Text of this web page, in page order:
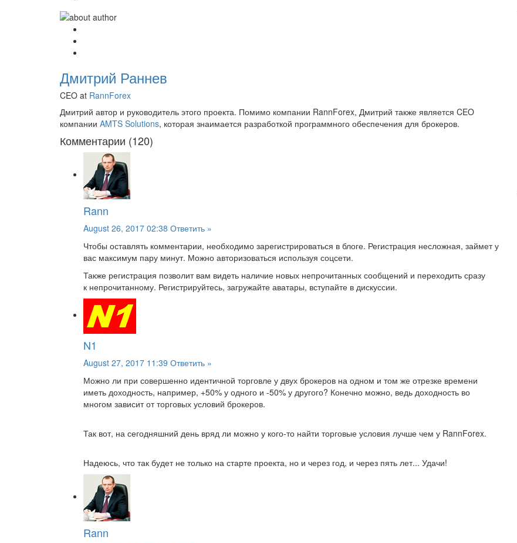
Дмитрий Раннев
CEO at RannForex
Дмитрий автор и руководитель этого проекта. Помимо компании RannForex, Дмитрий также является CEO
компании AMTS Solutions, которая знаимается разработкой программного обеспечения для брокеров.
Комментарии (120)
Rann
August 26, 2017 02:38 Ответить »
Чтобы оставлять комментарии, необходимо зарегистрироваться в блоге. Регистрация несложная, займет у
вас максимум пару минут. Можно авторизоваться используя соцсети.
Также регистрация позволит вам видеть наличие новых непрочитанных сообщений и переходить сразу
к непрочитанному. Регистрируйтесь, загружайте аватары, вступайте в дискуссии.
N1
August 27, 2017 11:39 Ответить »
Можно ли при совершенно идентичной торговле у двух брокеров на одном и том же отрезке времени
иметь доходность, например, +50% у одного и -50% у другого? Конечно можно, ведь доходность во
многом зависит от торговых условий брокеров.
Так вот, на сегодняшний день вряд ли можно у кого-то найти торговые условия лучше чем у RannForex.
Надеюсь, что так будет не только на старте проекта, но и через год, и через пять лет... Удачи!
Rann